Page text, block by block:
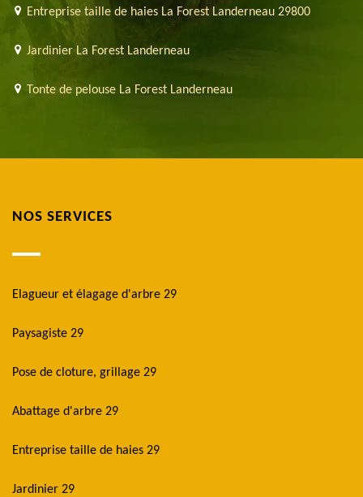
Entreprise taille de haies La Forest Landerneau 29800
Jardinier La Forest Landerneau
Tonte de pelouse La Forest Landerneau
NOS SERVICES
Elagueur et élagage d'arbre 29
Paysagiste 29
Pose de cloture, grillage 29
Abattage d'arbre 29
Entreprise taille de haies 29
Jardinier 29